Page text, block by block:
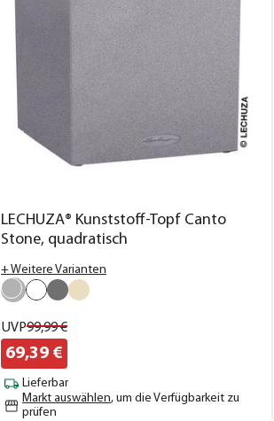
LECHUZA® Kunststoff-Topf Canto
Stone, quadratisch
+ Weitere Varianten
UVP99,99€
69,39 €
Lieferbar
Markt auswählen, um die Verfügbarkeit zu
prüfen